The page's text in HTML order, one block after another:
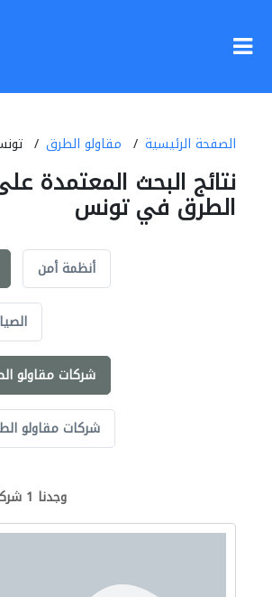
الصفحة الرئيسية مقاولو الطرق
نتائج البحث المعتمدة
الطرق في تونس
أنظمة أمن
شركات مقاولو
شركات مقاولو
وجدنا 1 شركات مقاولو الطرق